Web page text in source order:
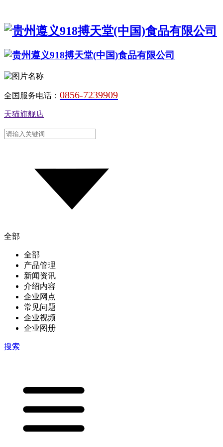
全国服务电话： 0856-7239909
天猫旗舰店
全部
全部
产品管理
新闻资讯
介绍内容
企业网点
常见问题
企业视频
企业图册
搜索